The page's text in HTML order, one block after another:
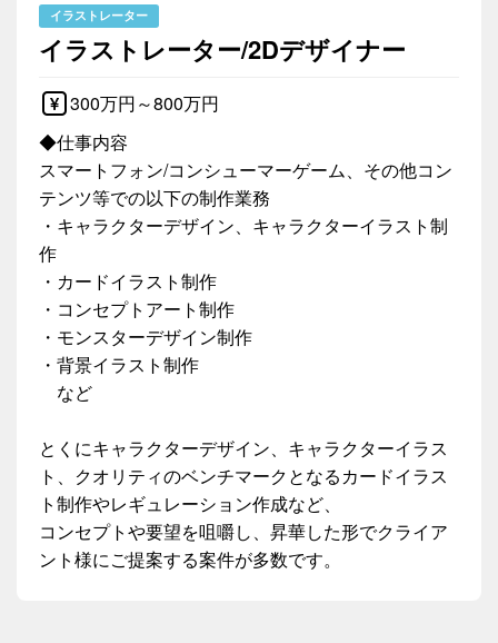
イラストレーター
イラストレーター/2Dデザイナー
300万円～800万円
◆仕事内容
スマートフォン/コンシューマーゲーム、その他コン
テンツ等での以下の制作業務
・キャラクターデザイン、キャラクターイラスト制
作
・カードイラスト制作
・コンセプトアート制作
・モンスターデザイン制作
・背景イラスト制作
など
とくにキャラクターデザイン、キャラクターイラス
ト、クオリティのベンチマークとなるカードイラス
ト制作やレギュレーション作成など、
コンセプトや要望を咀嚼し、昇華した形でクライア
ント様にご提案する案件が多数です。